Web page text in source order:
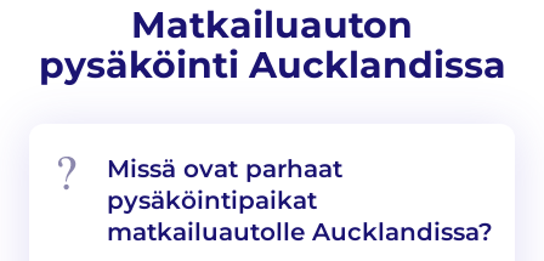
Matkailuauton
pysäköinti Aucklandissa
Missä ovat parhaat
pysäköintipaikat
matkailuautolle Aucklandissa?